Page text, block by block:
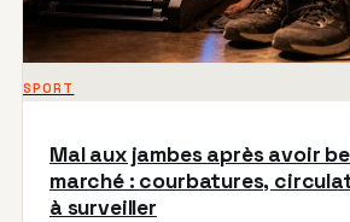
SPORT
Mal aux jambes après avoir
marché : courbatures,
à surveiller